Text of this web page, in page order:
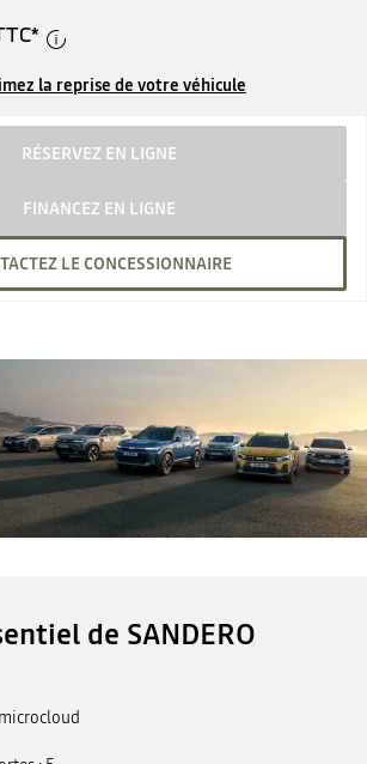
*
la reprise de votre véhicule
RÉSERVEZ EN LIGNE
FINANCEZ EN LIGNE
LE CONCESSIONNAIRE
de SANDERO